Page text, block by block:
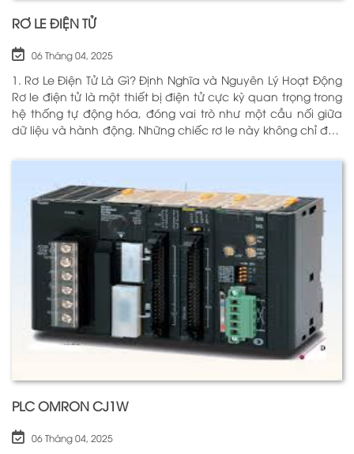
RƠ LE ĐIỆN TỬ
06 Tháng 04, 2025
1. Rơ Le Điện Tử Là Gì? Định Nghĩa và Nguyên Lý Hoạt Động
Rơ le điện tử là một thiết bị điện tử cực kỳ quan trọng trong
hệ thống tự động hóa, đóng vai trò như một cầu nối giữa
dữ liệu và hành động. Những chiếc rơ le này không chỉ đơn
thông minh giúp điều khiển và giám sát hoạt động của các
thiết bị khác nhau trong môi trường công nghiệp cũng như
trong hộ gia đình. Bằng cách sử dụng công nghệ hiện đại,
rơ le điện tử có khả năng xử lý và phản hồi nhanh chóng,
nhằm nâng cao hiệu suất hoạt động và độ an toàn cho
các hệ thống mà nó kiểm soát. N
PLC OMRON CJ1W
06 Tháng 04, 2025